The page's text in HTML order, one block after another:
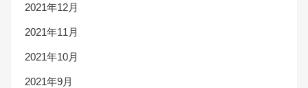
2021年12月
2021年11月
2021年10月
2021年9月